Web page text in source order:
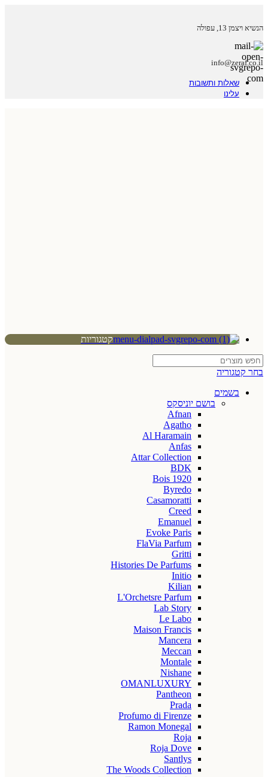
הנשיא ויצמן 13, עפולה
info@zeraf.co.il
שאלות ותשובות
עלינו
קטגוריות
בחר קטגוריה
בשמים
בושם יוניסקס
Afnan
Agatho
Al Haramain
Anfas
Attar Collection
BDK
Bois 1920
Byredo
Casamoratti
Creed
Emanuel
Evoke Paris
FlaVia Parfum
Gritti
Histories De Parfums
Initio
Kilian
L'Orchetsre Parfum
Lab Story
Le Labo
Maison Francis
Mancera
Meccan
Montale
Nishane
OMANLUXURY
Pantheon
Prada
Profumo di Firenze
Ramon Monegal
Roja
Roja Dove
Santlys
The Woods Collection